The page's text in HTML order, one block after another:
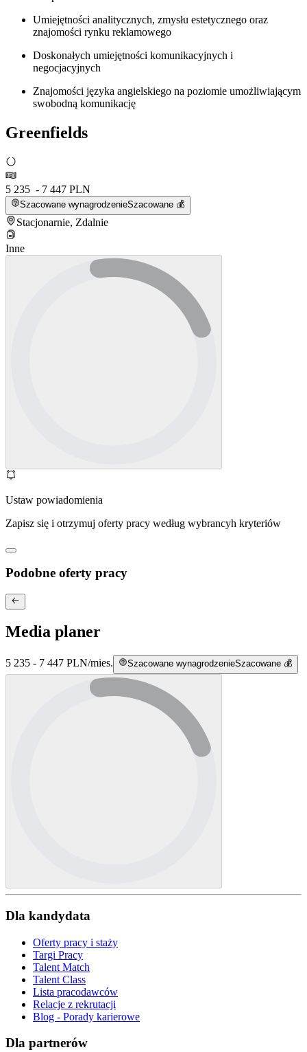
Umiejętności analitycznych, zmysłu estetycznego oraz
znajomości rynku reklamowego
Doskonałych umiejętności komunikacyjnych i
negocjacyjnych
Znajomości języka angielskiego na poziomie umożliwiającym
swobodną komunikację
Greenfields
5 235 - 7 447 PLN
Szacowane wynagrodzenieSzacowane 💰
Stacjonarnie, Zdalnie
Inne
Ustaw powiadomienia
Zapisz się i otrzymuj oferty pracy według wybrancyh kryteriów
Podobne oferty pracy
Media planer
5 235 - 7 447 PLN/mies. Szacowane wynagrodzenieSzacowane 💰
Dla kandydata
Oferty pracy i staży
Targi Pracy
Talent Match
Talent Class
Lista pracodawców
Relacje z rekrutacji
Blog - Porady karierowe
Dla partnerów